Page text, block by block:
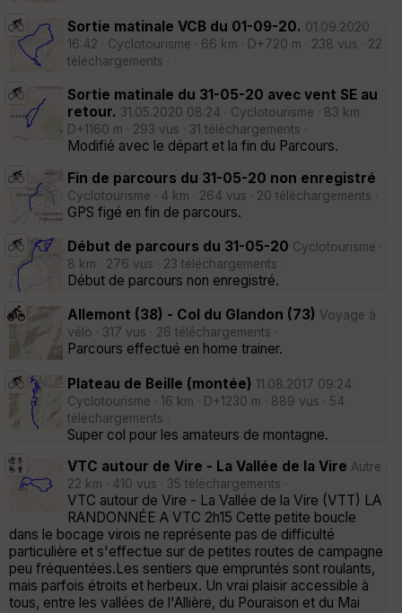
Sortie matinale VCB du 01-09-20. 01.09.2020
16:42 · Cyclotourisme · 66 km · D+720 m · 238 vus · 22
téléchargements ·
Sortie matinale du 31-05-20 avec vent SE au
retour. 31.05.2020 08:24 · Cyclotourisme · 83 km ·
D+1160 m · 293 vus · 31 téléchargements ·
Modifié avec le départ et la fin du Parcours.
Fin de parcours du 31-05-20 non enregistré
Cyclotourisme · 4 km · 264 vus · 20 téléchargements ·
GPS figé en fin de parcours.
Début de parcours du 31-05-20 Cyclotourisme ·
8 km · 276 vus · 23 téléchargements ·
Début de parcours non enregistré.
Allemont (38) - Col du Glandon (73) Voyage à
vélo · 317 vus · 26 téléchargements ·
Parcours effectué en home trainer.
Plateau de Beille (montée) 11.08.2017 09:24 ·
Cyclotourisme · 16 km · D+1230 m · 889 vus · 54
téléchargements ·
Super col pour les amateurs de montagne.
VTC autour de Vire - La Vallée de la Vire Autre ·
22 km · 410 vus · 35 téléchargements ·
VTC autour de Vire - La Vallée de la Vire (VTT) LA
RANDONNÉE A VTC 2h15 Cette petite boucle
dans le bocage virois ne représente pas de difficulté
particulière et s'effectue sur de petites routes de campagne
peu fréquentées.Les sentiers que empruntés sont roulants,
mais parfois étroits et herbeux. Un vrai plaisir accessible à
tous, entre les vallées de l'Allière, du Pouraison et du Mai